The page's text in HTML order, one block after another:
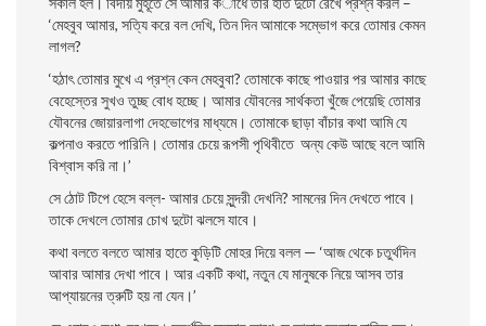
‘মেহবুব আমার, সত্যি করে বল দেখি, তিন দিন আমাকে সম্ভোগ করে তােমার কেমন
লাগল?
‘হঠাৎ তােমার মুখে এ প্রশ্ন কেন মেহবুবা? তােমাকে কাছে পাওয়ার পর আমার কাছে
বেহেস্তের সুখও তুচ্ছ বােধ হচ্ছে। আমার যৌবনের সার্থকতা খুঁজে পেয়েছি তােমার
যৌবনের জোয়ারলাগা দেহভােগের মাধ্যমে। তােমাকে ছাড়া বাঁচার কথা আমি যে
কল্পনাও করতে পারিনি। তােমার চেয়ে রূপসী পৃথিবীতে অন্য কেউ আছে বলে আমি
বিশ্বাস করি না।’
সে ঠোট টিপে হেসে বল্ল- আমার চেয়ে সুন্দরী দেখনি? সামনের দিন দেখতে পাবে।
তাকে দেখলে তােমার চোখ দুটো ঝলসে যাবে।
কথা বলতে বলতে আমার হাতে কুড়িটি মােহর দিয়ে বলল — ‘আজ থেকে চতুর্থদিন
আবার আমার দেখা পাবে। আর একটি কথা, নতুন যে মানুষকে নিয়ে আসব তার
আপ্যায়নের ত্রুটি হয় না যেন।’